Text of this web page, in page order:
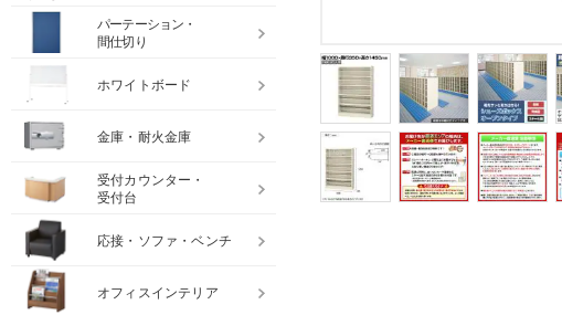
パーテーション・
間仕切り
ホワイトボード
金庫・耐火金庫
受付カウンター・
受付台
応接・ソファ・ベンチ
オフィスインテリア